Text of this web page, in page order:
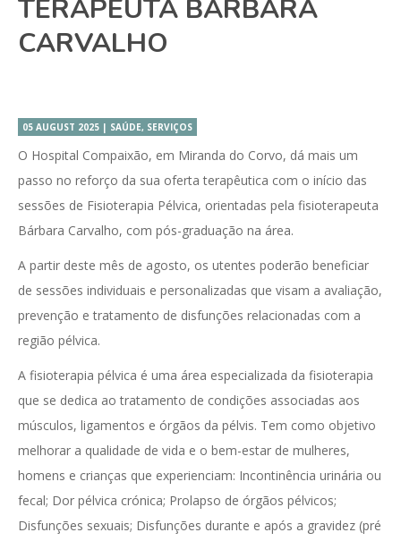
TERAPEUTA BÁRBARA
CARVALHO
05 AUGUST 2025 | SAÚDE, SERVIÇOS
O Hospital Compaixão, em Miranda do Corvo, dá mais um
passo no reforço da sua oferta terapêutica com o início das
sessões de Fisioterapia Pélvica, orientadas pela fisioterapeuta
Bárbara Carvalho, com pós-graduação na área.
A partir deste mês de agosto, os utentes poderão beneficiar
de sessões individuais e personalizadas que visam a avaliação,
prevenção e tratamento de disfunções relacionadas com a
região pélvica.
A fisioterapia pélvica é uma área especializada da fisioterapia
que se dedica ao tratamento de condições associadas aos
músculos, ligamentos e órgãos da pélvis. Tem como objetivo
melhorar a qualidade de vida e o bem-estar de mulheres,
homens e crianças que experienciam: Incontinência urinária ou
fecal; Dor pélvica crónica; Prolapso de órgãos pélvicos;
Disfunções sexuais; Disfunções durante e após a gravidez (pré